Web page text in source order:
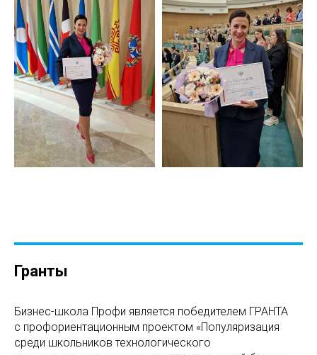
Гранты
Бизнес-школа Профи является победителем ГРАНТА
с профориентационным проектом «Популяризация
среди школьников технологического